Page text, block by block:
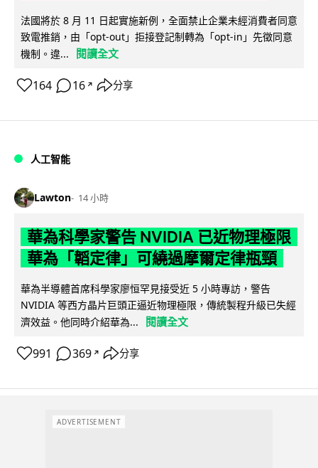
法國將於 8 月 11 日起實施新例，全面禁止企業未經消費者同意
致電推銷，由「opt-out」拒接登記制轉為「opt-in」先徵同意
機制。違...
閱讀全文
164 16 ↗ 分享
人工智能
Lawton 14 小時
華為科學家警告 NVIDIA 已近物理極限
華為「韜定律」可繞過摩爾定律瓶頸
華為半導體首席科學家廖恒罕見接受近 5 小時專訪，警告
NVIDIA 等西方晶片巨頭正逼近物理極限，傳統製程升級已失經
濟效益。他同時介紹華為...
閱讀全文
991 369 ↗ 分享
ADVERTISEMENT